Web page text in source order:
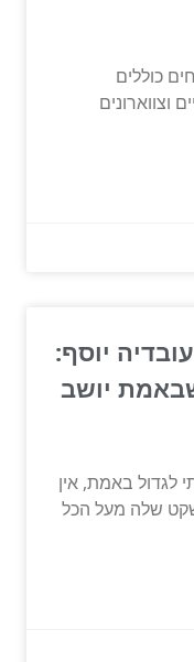
כוללים
וצווארונים
יוסף:
יושב
לגדול באמת, אין
שלה מעל הכל